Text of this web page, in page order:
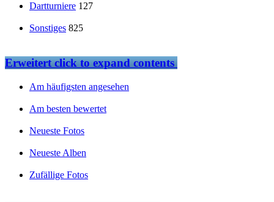
Dartturniere 127
Sonstiges 825
Erweitertclick to expand contents
Am häufigsten angesehen
Am besten bewertet
Neueste Fotos
Neueste Alben
Zufällige Fotos